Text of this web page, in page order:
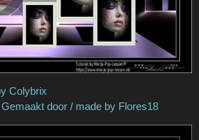
/ made by Colybrix
/ made by Flores18